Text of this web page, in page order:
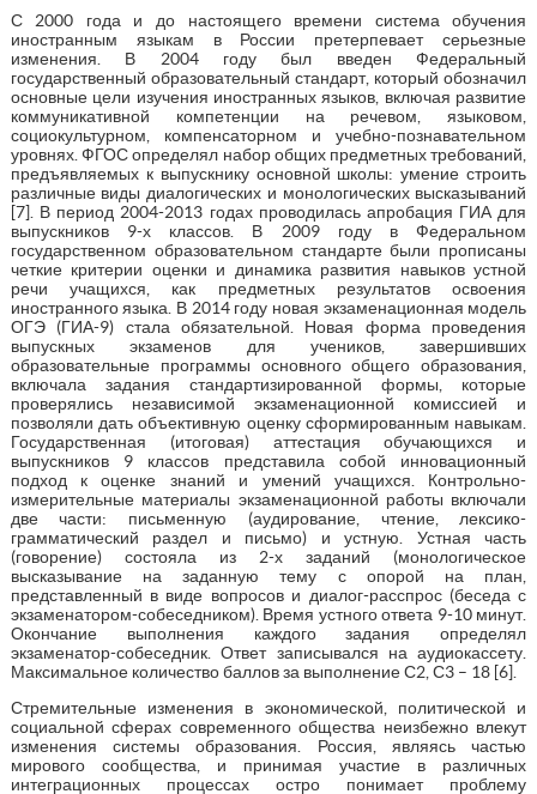
С 2000 года и до настоящего времени система обучения
иностранным языкам в России претерпевает серьезные
изменения. В 2004 году был введен Федеральный
государственный образовательный стандарт, который обозначил
основные цели изучения иностранных языков, включая развитие
коммуникативной компетенции на речевом, языковом,
социокультурном, компенсаторном и учебно-познавательном
уровнях. ФГОС определял набор общих предметных требований,
предъявляемых к выпускнику основной школы: умение строить
различные виды диалогических и монологических высказываний
[7]. В период 2004-2013 годах проводилась апробация ГИА для
выпускников 9-х классов. В 2009 году в Федеральном
государственном образовательном стандарте были прописаны
четкие критерии оценки и динамика развития навыков устной
речи учащихся, как предметных результатов освоения
иностранного языка. В 2014 году новая экзаменационная модель
ОГЭ (ГИА-9) стала обязательной. Новая форма проведения
выпускных экзаменов для учеников, завершивших
образовательные программы основного общего образования,
включала задания стандартизированной формы, которые
проверялись независимой экзаменационной комиссией и
позволяли дать объективную оценку сформированным навыкам.
Государственная (итоговая) аттестация обучающихся и
выпускников 9 классов представила собой инновационный
подход к оценке знаний и умений учащихся. Контрольно-
измерительные материалы экзаменационной работы включали
две части: письменную (аудирование, чтение, лексико-
грамматический раздел и письмо) и устную. Устная часть
(говорение) состояла из 2-х заданий (монологическое
высказывание на заданную тему с опорой на план,
представленный в виде вопросов и диалог-расспрос (беседа с
экзаменатором-собеседником). Время устного ответа 9-10 минут.
Окончание выполнения каждого задания определял
экзаменатор-собеседник. Ответ записывался на аудиокассету.
Максимальное количество баллов за выполнение С2, С3 – 18 [6].
Стремительные изменения в экономической, политической и
социальной сферах современного общества неизбежно влекут
изменения системы образования. Россия, являясь частью
мирового сообщества, и принимая участие в различных
интеграционных процессах остро понимает проблему